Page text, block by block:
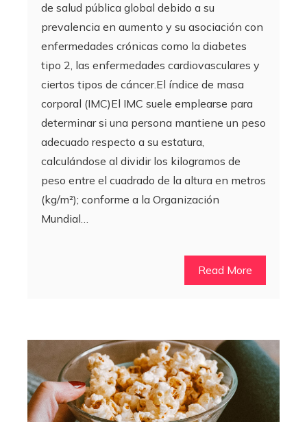
de salud pública global debido a su
prevalencia en aumento y su asociación con
enfermedades crónicas como la diabetes
tipo 2, las enfermedades cardiovasculares y
ciertos tipos de cáncer.El índice de masa
corporal (IMC)El IMC suele emplearse para
determinar si una persona mantiene un peso
adecuado respecto a su estatura,
calculándose al dividir los kilogramos de
peso entre el cuadrado de la altura en metros
(kg/m²); conforme a la Organización
Mundial…
Read More